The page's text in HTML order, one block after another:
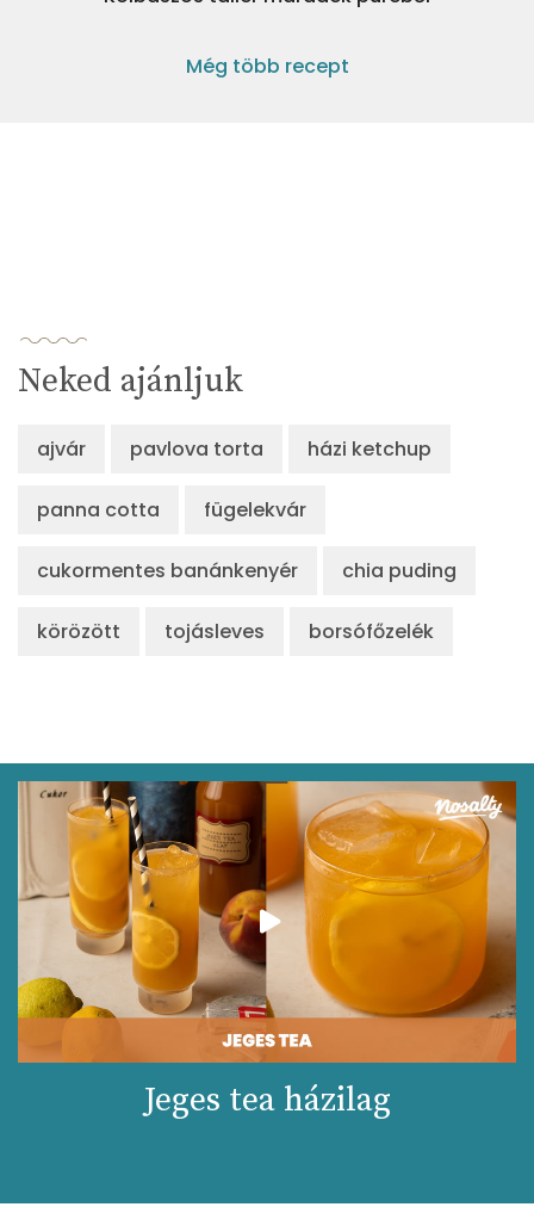
Még több recept
Neked ajánljuk
ajvár pavlova torta házi ketchup
panna cotta fügelekvár
cukormentes banánkenyér chia puding
körözött tojásleves borsófőzelék
Jeges tea házilag